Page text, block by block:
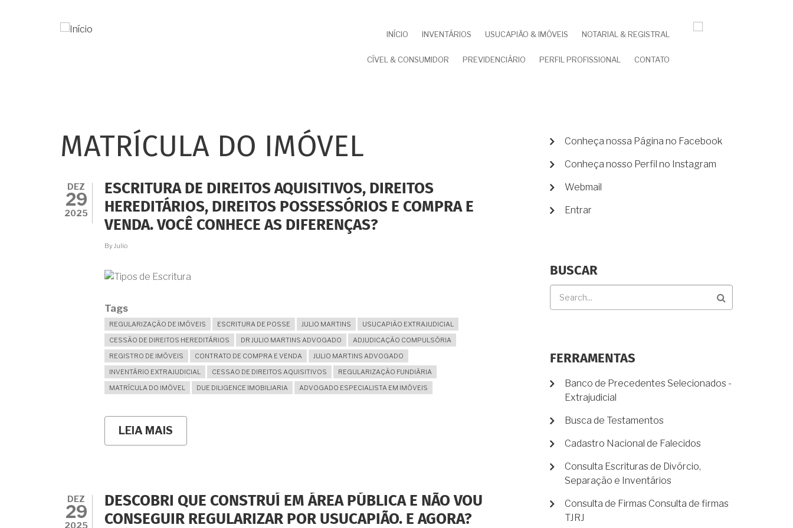
INÍCIO INVENTÁRIOS USUCAPIÃO & IMÓVEIS NOTARIAL & REGISTRAL
CÍVEL & CONSUMIDOR PREVIDENCIÁRIO PERFIL PROFISSIONAL CONTATO
MATRÍCULA DO IMÓVEL
DEZ
29
2025
ESCRITURA DE DIREITOS AQUISITIVOS, DIREITOS
HEREDITÁRIOS, DIREITOS POSSESSÓRIOS E COMPRA E
VENDA. VOCÊ CONHECE AS DIFERENÇAS?
ByJulio
Tags
REGULARIZAÇÃO DE IMÓVEIS ESCRITURA DE POSSE JULIO MARTINS
USUCAPIÃO EXTRAJUDICIAL
CESSÃO DE DIREITOS HEREDITÁRIOS
DR JULIO MARTINS ADVOGADO
ADJUDICAÇÃO COMPULSÓRIA
REGISTRO DE IMÓVEIS
CONTRATO DE COMPRA E VENDA
JULIO MARTINS ADVOGADO
INVENTÁRIO EXTRAJUDICIAL
CESSAO DE DIREITOS AQUISITIVOS
REGULARIZAÇÃO FUNDIÁRIA
MATRÍCULA DO IMÓVEL
DUE DILIGENCE IMOBILIARIA ADVOGADO ESPECIALISTA EM IMÓVEIS
LEIA MAIS
ESCRITURA
HEREDITÁRIOS,
DIREITOS
POSSESSÓRIOS
DEZ
29
2025
DESCOBRI QUE CONSTRUÍ EM ÁREA PÚBLICA E NÃO VOU
CONSEGUIR REGULARIZAR POR USUCAPIÃO. E AGORA?
MENU
CONTA
DE
Conheça nossa Página no Facebook
Conheça nosso Perfil no Instagram
Webmail
Entrar
BUSCAR
FERRAMENTAS
Banco de Precedentes Selecionados -
Extrajudicial
Busca de Testamentos
Cadastro Nacional de Falecidos
Consulta Escrituras de Divórcio,
Separação e Inventários
Consulta de Firmas Consulta de firmas
TJRJ